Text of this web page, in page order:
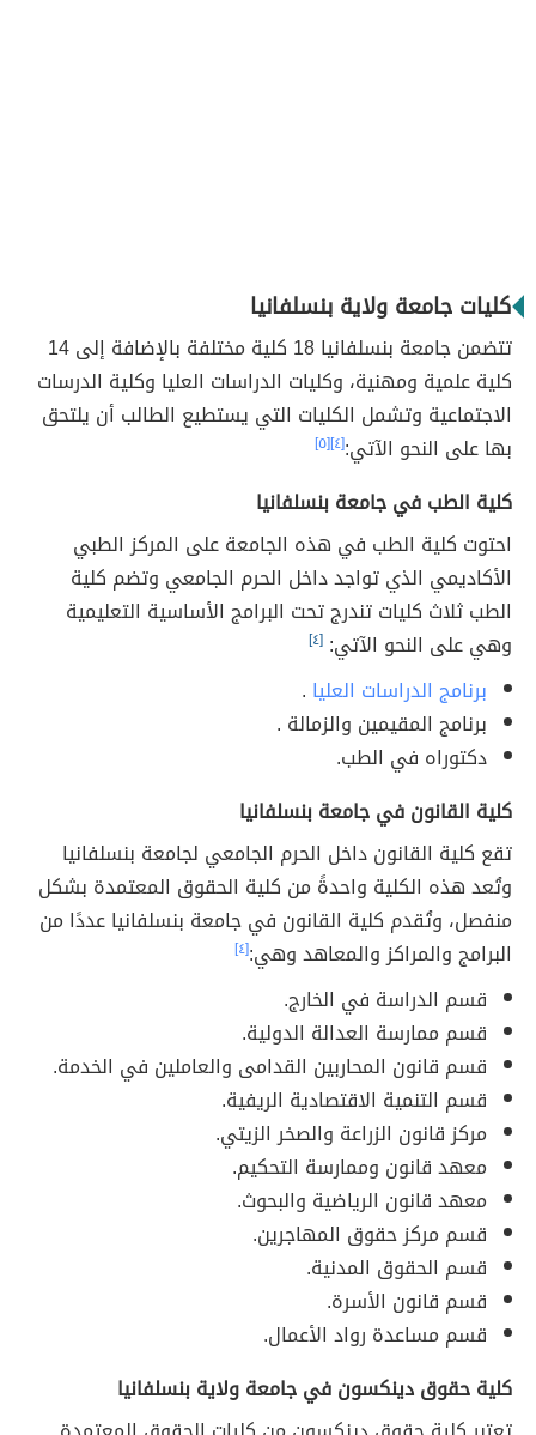
كليات جامعة ولاية بنسلفانيا
تتضمن جامعة بنسلفانيا 18 كلية مختلفة بالإضافة إلى 14
كلية علمية ومهنية، وكليات الدراسات العليا وكلية الدرسات
الاجتماعية وتشمل الكليات التي يستطيع الطالب أن يلتحق
بها على النحو الآتي:[٤] [٥]
كلية الطب في جامعة بنسلفانيا
احتوت كلية الطب في هذه الجامعة على المركز الطبي
الأكاديمي الذي تواجد داخل الحرم الجامعي وتضم كلية
الطب ثلاث كليات تندرج تحت البرامج الأساسية التعليمية
وهي على النحو الآتي: [٤]
برنامج الدراسات العليا .
برنامج المقيمين والزمالة .
دكتوراه في الطب.
كلية القانون في جامعة بنسلفانيا
تقع كلية القانون داخل الحرم الجامعي لجامعة بنسلفانيا
وتُعد هذه الكلية واحدةً من كلية الحقوق المعتمدة بشكل
منفصل، وتُقدم كلية القانون في جامعة بنسلفانيا عددًا من
البرامج والمراكز والمعاهد وهي:[٤]
قسم الدراسة في الخارج.
قسم ممارسة العدالة الدولية.
قسم قانون المحاربين القدامى والعاملين في الخدمة.
قسم التنمية الاقتصادية الريفية.
مركز قانون الزراعة والصخر الزيتي.
معهد قانون وممارسة التحكيم.
معهد قانون الرياضية والبحوث.
قسم مركز حقوق المهاجرين.
قسم الحقوق المدنية.
قسم قانون الأسرة.
قسم مساعدة رواد الأعمال.
كلية حقوق دينكسون في جامعة ولاية بنسلفانيا